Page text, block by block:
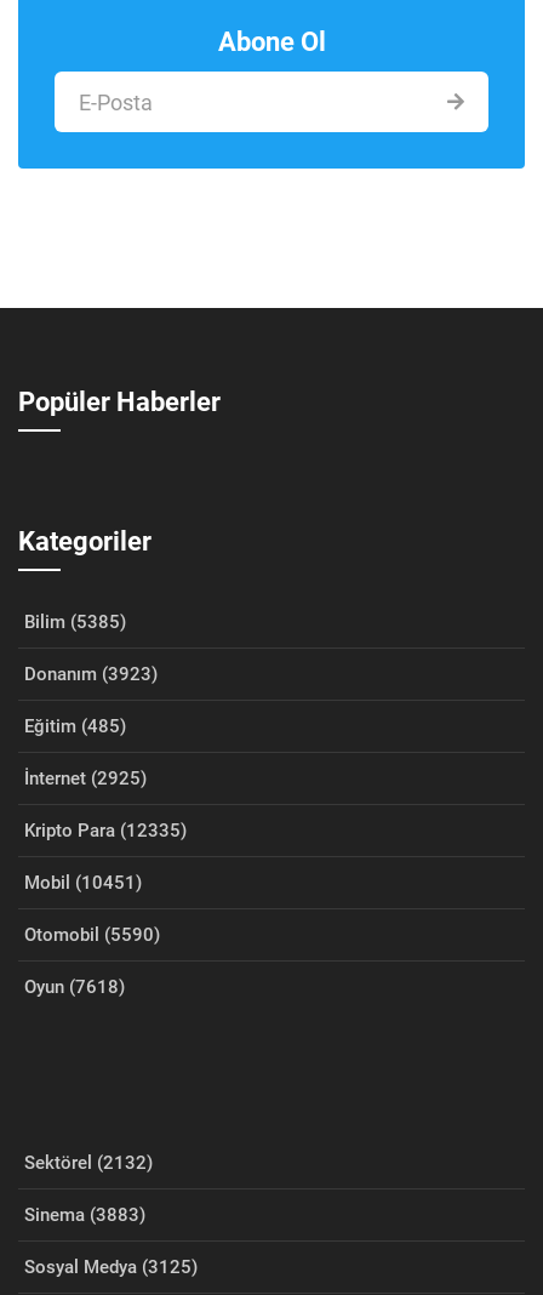
Abone Ol
Popüler Haberler
Kategoriler
Bilim (5385)
Donanım (3923)
Eğitim (485)
İnternet (2925)
Kripto Para (12335)
Mobil (10451)
Otomobil (5590)
Oyun (7618)
Sektörel (2132)
Sinema (3883)
Sosyal Medya (3125)